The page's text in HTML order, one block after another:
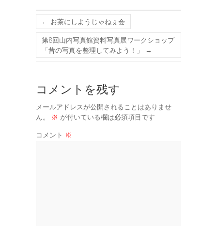
← お茶にしようじゃねぇ会
第8回山内写真館資料写真展ワークショップ
「昔の写真を整理してみよう！」
→
コメントを残す
メールアドレスが公開されることはありませ
ん。
※ が付いている欄は必須項目です
コメント ※